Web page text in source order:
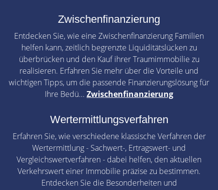
Zwischenfinanzierung
Entdecken Sie, wie eine Zwischenfinanzierung Familien
helfen kann, zeitlich begrenzte Liquiditätslücken zu
überbrücken und den Kauf ihrer Traumimmobilie zu
realisieren. Erfahren Sie mehr über die Vorteile und
wichtigen Tipps, um die passende Finanzierungslösung für
Ihre Bedü... Zwischenfinanzierung
Wertermittlungsverfahren
Erfahren Sie, wie verschiedene klassische Verfahren der
Wertermittlung - Sachwert-, Ertragswert- und
Vergleichswertverfahren - dabei helfen, den aktuellen
Verkehrswert einer Immobilie präzise zu bestimmen.
Entdecken Sie die Besonderheiten und